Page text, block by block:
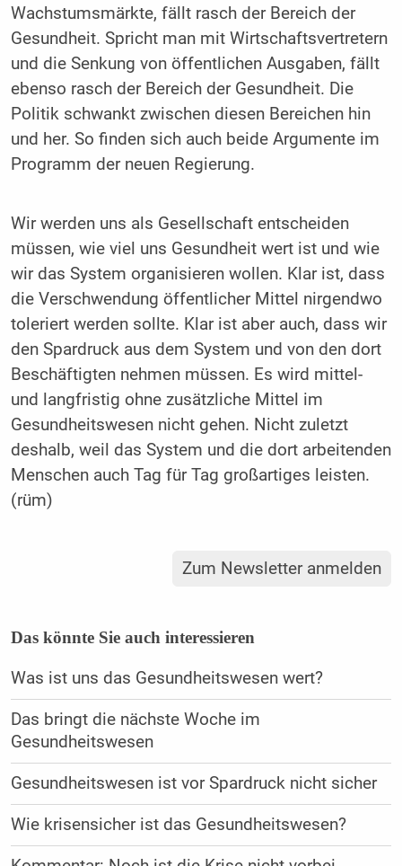
Wachstumsmärkte, fällt rasch der Bereich der
Gesundheit. Spricht man mit Wirtschaftsvertretern
und die Senkung von öffentlichen Ausgaben, fällt
ebenso rasch der Bereich der Gesundheit. Die
Politik schwankt zwischen diesen Bereichen hin
und her. So finden sich auch beide Argumente im
Programm der neuen Regierung.
Wir werden uns als Gesellschaft entscheiden
müssen, wie viel uns Gesundheit wert ist und wie
wir das System organisieren wollen. Klar ist, dass
die Verschwendung öffentlicher Mittel nirgendwo
toleriert werden sollte. Klar ist aber auch, dass wir
den Spardruck aus dem System und von den dort
Beschäftigten nehmen müssen. Es wird mittel-
und langfristig ohne zusätzliche Mittel im
Gesundheitswesen nicht gehen. Nicht zuletzt
deshalb, weil das System und die dort arbeitenden
Menschen auch Tag für Tag großartiges leisten.
(rüm)
Zum Newsletter anmelden
Das könnte Sie auch interessieren
Was ist uns das Gesundheitswesen wert?
Das bringt die nächste Woche im
Gesundheitswesen
Gesundheitswesen ist vor Spardruck nicht sicher
Wie krisensicher ist das Gesundheitswesen?